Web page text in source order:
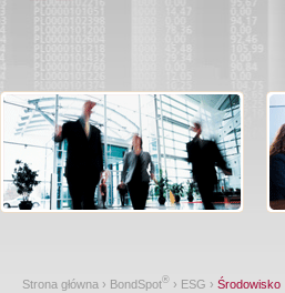
Strona główna › BondSpot® › ESG › Środowisko